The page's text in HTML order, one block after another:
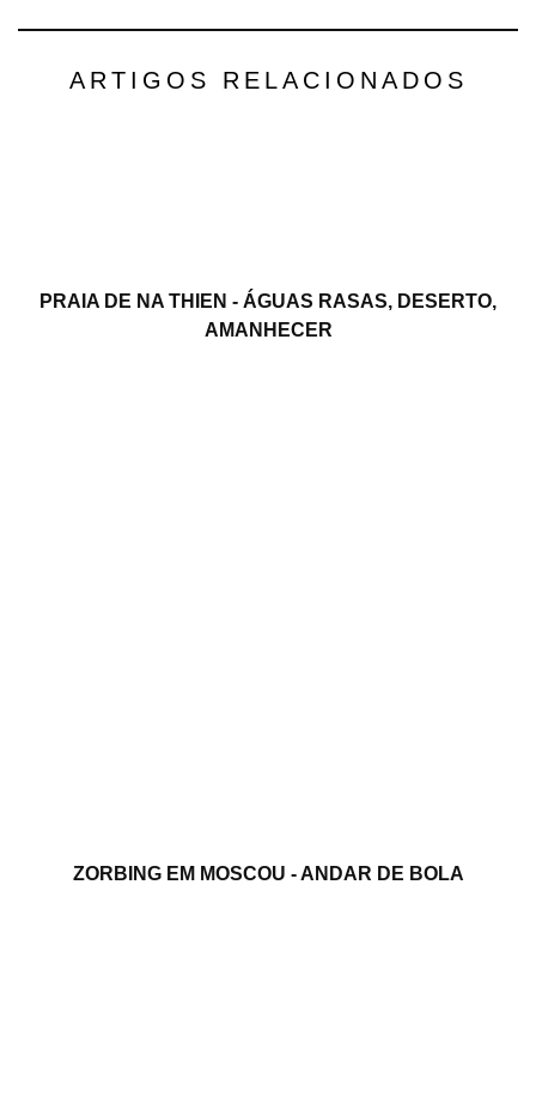
ARTIGOS RELACIONADOS
PRAIA DE NA THIEN - ÁGUAS RASAS, DESERTO,
AMANHECER
ZORBING EM MOSCOU - ANDAR DE BOLA